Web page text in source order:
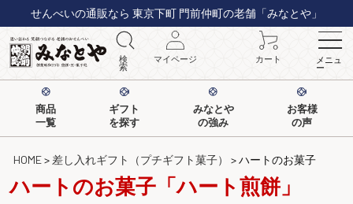
せんべいの通販なら 東京下町 門前仲町の老舗「みなとや」
検
索
マイページ カート メニュ
ー
商品
一覧
ギフト
を探す
みなとや
の強み
お客様
の声
HOME 差し入れギフト（プチギフト菓子） ハートのお菓子
ハートのお菓子「ハート煎餅」